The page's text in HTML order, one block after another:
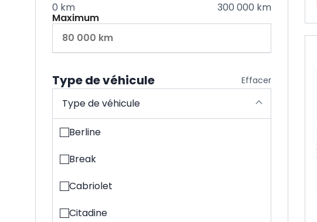
0 km 300 000 km
Maximum
Type de véhicule Effacer
Type de véhicule
Berline
Break
Cabriolet
Citadine